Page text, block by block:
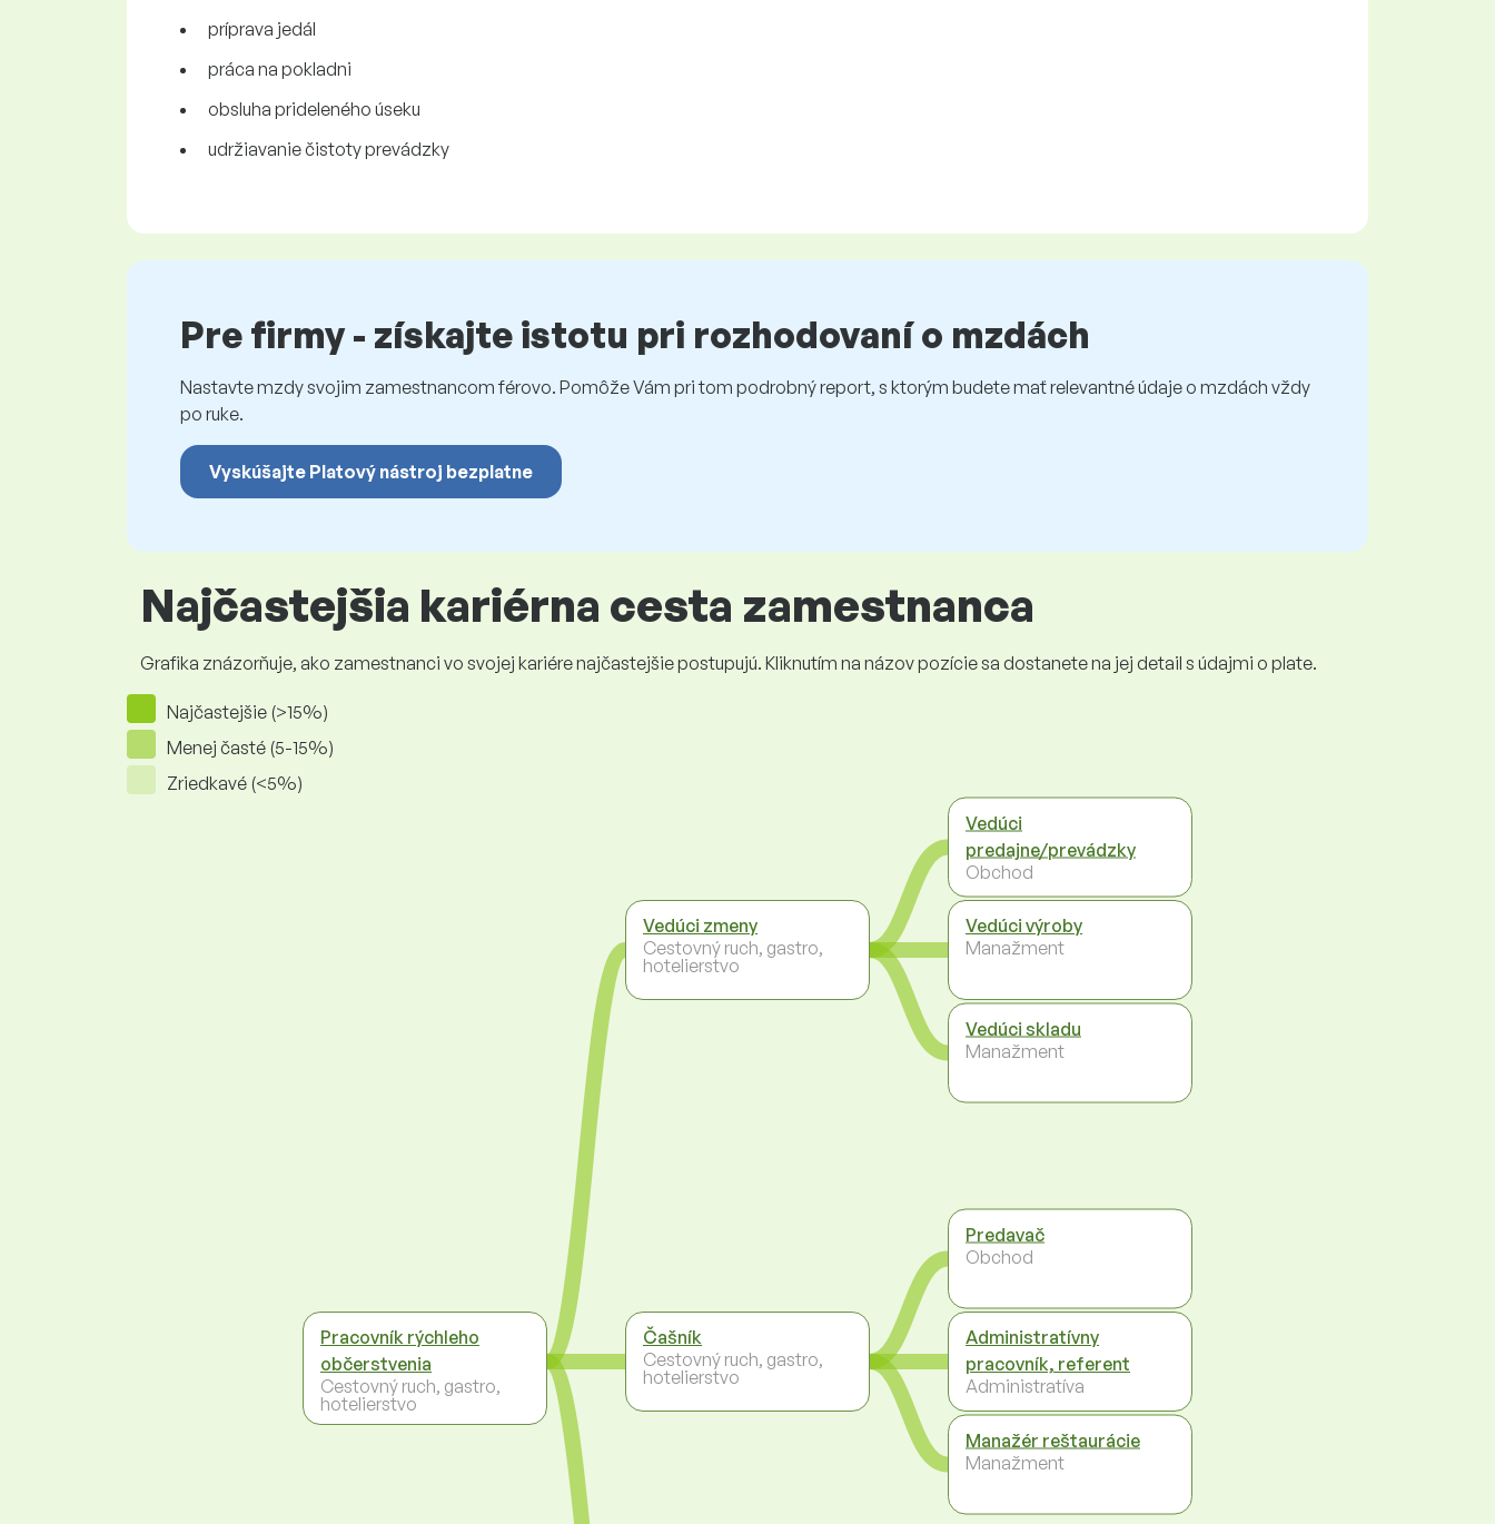
príprava jedál
práca na pokladni
obsluha prideleného úseku
udržiavanie čistoty prevádzky
Pre firmy - získajte istotu pri rozhodovaní o mzdách
Nastavte mzdy svojim zamestnancom férovo. Pomôže Vám pri tom podrobný report, s ktorým budete mať relevantné údaje o mzdách vždy
po ruke.
Vyskúšajte Platový nástroj bezplatne
Najčastejšia kariérna cesta zamestnanca
Grafika znázorňuje, ako zamestnanci vo svojej kariére najčastejšie postupujú. Kliknutím na názov pozície sa dostanete na jej detail s údajmi o plate.
Najčastejšie (>15%)
Menej časté (5-15%)
Zriedkavé (<5%)
Pracovník rýchleho
občerstvenia
Cestovný ruch, gastro,
hotelierstvo
Vedúci zmeny
Cestovný ruch, gastro,
hotelierstvo
Čašník
Cestovný ruch, gastro,
hotelierstvo
Vedúci
predajne/prevádzky
Obchod
Vedúci výroby
Manažment
Vedúci skladu
Manažment
Predavač
Obchod
Administratívny
pracovník, referent
Administratíva
Manažér reštaurácie
Manažment